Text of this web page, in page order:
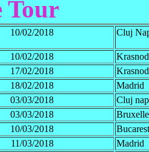
Tour
10/02/2018 Cluj
10/02/2018
17/02/2018
18/02/2018
Madrid
03/03/2018
Cluj
03/03/2018
10/03/2018
Bucarest
11/03/2018
Madrid